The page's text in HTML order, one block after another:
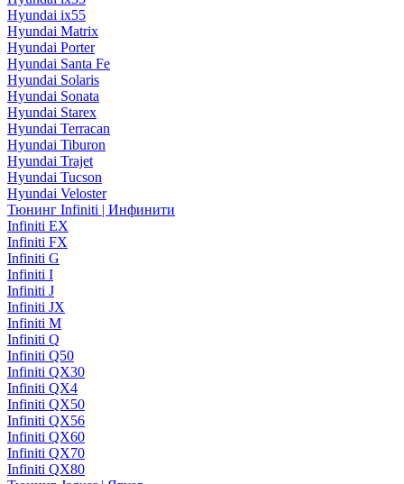
Hyundai ix55
Hyundai Matrix
Hyundai Porter
Hyundai Santa Fe
Hyundai Solaris
Hyundai Sonata
Hyundai Starex
Hyundai Terracan
Hyundai Tiburon
Hyundai Trajet
Hyundai Tucson
Hyundai Veloster
Тюнинг Infiniti | Инфинити
Infiniti EX
Infiniti FX
Infiniti G
Infiniti I
Infiniti J
Infiniti JX
Infiniti M
Infiniti Q
Infiniti Q50
Infiniti QX30
Infiniti QX4
Infiniti QX50
Infiniti QX56
Infiniti QX60
Infiniti QX70
Infiniti QX80